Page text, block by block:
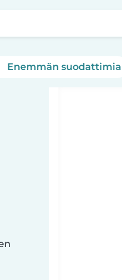
Enemmän suodattimia